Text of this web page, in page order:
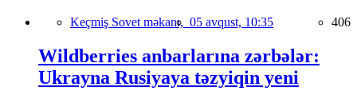
Keçmiş Sovet məkanı, 05 avqust, 10:35 406
Wildberries anbarlarına zərbələr:
Ukrayna Rusiyaya təzyiqin yeni